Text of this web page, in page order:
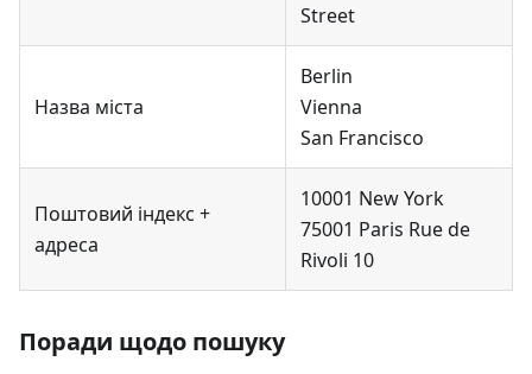
Street
Назва міста
Berlin
Vienna
San Francisco
Поштовий індекс +
адреса
10001 New York
75001 Paris Rue de
Rivoli 10
Поради щодо пошуку